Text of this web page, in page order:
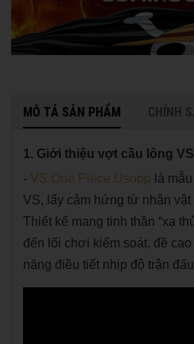
MÔ TẢ SẢN PHẨM CHÍNH
1. Giới thiệu vợt cầu lông
- VS One Piece Usopp là
VS, lấy cảm hứng từ nhân
Thiết kế mang tinh thần “xạ
đến lối chơi kiểm soát, đề
năng điều tiết nhịp độ trận